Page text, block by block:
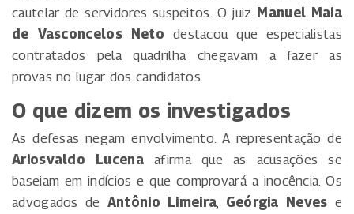
cautelar de servidores suspeitos. O juiz Manuel Maia
de Vasconcelos Neto destacou que especialistas
contratados pela quadrilha chegavam a fazer as
provas no lugar dos candidatos.
O que dizem os investigados
As defesas negam envolvimento. A representação de
Ariosvaldo Lucenaafirma que as acusações se
baseiam em indícios e que comprovará a inocência. Os
advogados de Antônio Limeira Geórgia Neves e